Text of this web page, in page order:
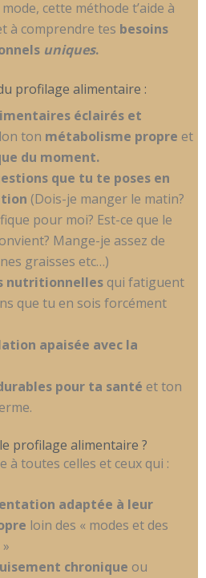
cette méthode t’aide à
à comprendre tes besoins
uniques.
profilage alimentaire :
éclairés et
ton métabolisme propre et
du moment.
que tu te poses en
(Dois-je manger le matin?
pour moi? Est-ce que le
Mange-je assez de
graisses etc…)
nutritionnelles qui fatiguent
que tu en sois forcément
apaisée avec la
pour ta santé et ton
profilage alimentaire ?
à toutes celles et ceux qui :
adaptée à leur
loin des « modes et des
chronique ou